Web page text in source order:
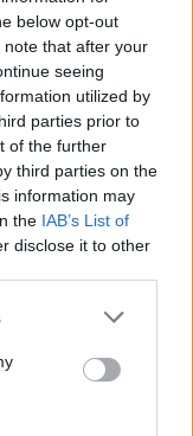
below opt-out
that after your
seeing
utilized by
parties prior to
of the further
third parties on the
information may
the IAB’s List of
disclose it to other
or more Google
You may click to
party tags to
in below Google
van
gyorsasági
1:28:41.4
Toyota